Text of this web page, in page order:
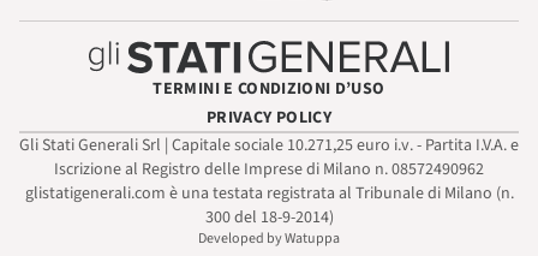
TERMINI E CONDIZIONI D’USO
PRIVACY POLICY
Gli Stati Generali Srl | Capitale sociale 10.271,25 euro i.v. - Partita I.V.A. e
Iscrizione al Registro delle Imprese di Milano n. 08572490962
glistatigenerali.com è una testata registrata al Tribunale di Milano (n.
300 del 18-9-2014)
Developed by Watuppa